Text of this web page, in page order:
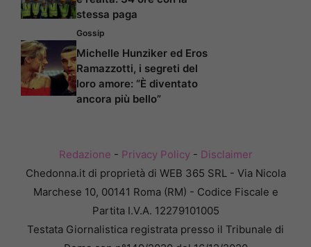
stessa paga
Gossip
Michelle Hunziker ed Eros
Ramazzotti, i segreti del
loro amore: “È diventato
ancora più bello”
Redazione - Privacy Policy- Disclaimer
Chedonna.it di proprietà di WEB 365 SRL - Via Nicola
Marchese 10, 00141 Roma (RM) - Codice Fiscale e
Partita I.V.A. 12279101005
Testata Giornalistica registrata presso il Tribunale di